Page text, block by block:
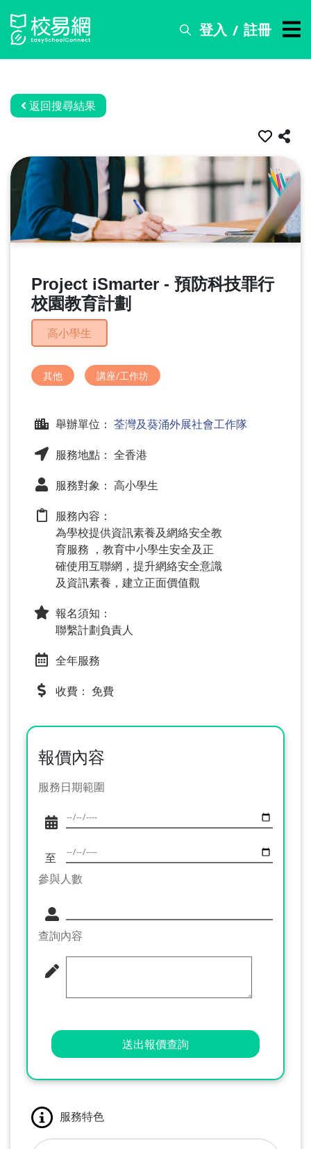
登入 / 註冊
搜
務
資
關
於
我
返回搜尋結果
Project iSmarter - 預防科技罪行
校園教育計劃
高小學生
其他 講座/工作坊
舉辦單位： 荃灣及葵涌外展社會工作隊
服務地點： 全香港
服務對象： 高小學生
服務內容：
為學校提供資訊素養及網絡安全教
育服務 ，教育中小學生安全及正
確使用互聯網，提升網絡安全意識
及資訊素養，建立正面價值觀
報名須知：
聯繫計劃負責人
全年服務
收費： 免費
報價內容
服務日期範圍
至
參與人數
查詢內容
送出報價查詢
服務特色